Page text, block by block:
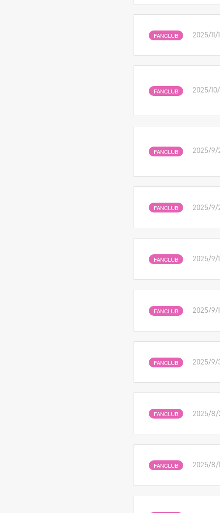
FANCLUB 2025/11/
FANCLUB 2025/
FANCLUB 2025/9/
FANCLUB 2025/9/
FANCLUB 2025/9/
FANCLUB 2025/9/
FANCLUB 2025/9/
FANCLUB 2025/8/
FANCLUB 2025/8/